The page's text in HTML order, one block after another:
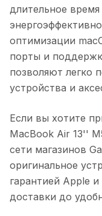
длительное
оптимизации
порты и
позволяют легко
устройства и
Если вы хотите
MacBook Air 13''
сети магазинов
оригинальное
гарантией Apple
доставки до